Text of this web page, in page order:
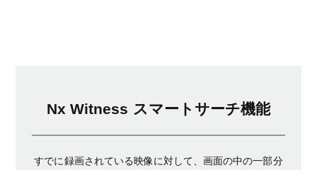
Nx Witness スマートサーチ機能
すでに録画されている映像に対して、画面の中の一部分